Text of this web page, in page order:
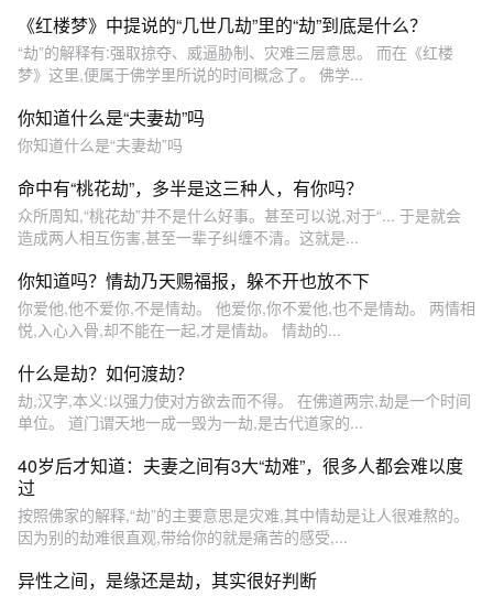
《红楼梦》中提说的“几世几劫”里的“劫”到底是什么？
“劫”的解释有:强取掠夺、威逼胁制、灾难三层意思。 而在《红楼
梦》这里,便属于佛学里所说的时间概念了。 佛学...
你知道什么是“夫妻劫”吗
你知道什么是“夫妻劫”吗
命中有“桃花劫”，多半是这三种人，有你吗？
众所周知,“桃花劫”并不是什么好事。甚至可以说,对于“... 于是就会
造成两人相互伤害,甚至一辈子纠缠不清。这就是...
你知道吗？情劫乃天赐福报，躲不开也放不下
你爱他,他不爱你,不是情劫。 他爱你,你不爱他,也不是情劫。 两情相
悦,入心入骨,却不能在一起,才是情劫。 情劫的...
什么是劫？如何渡劫？
劫,汉字,本义:以强力使对方欲去而不得。 在佛道两宗,劫是一个时间
单位。 道门谓天地一成一毁为一劫,是古代道家的...
40岁后才知道：夫妻之间有3大“劫难”，很多人都会难以度
过
按照佛家的解释,“劫”的主要意思是灾难,其中情劫是让人很难熬的。
因为别的劫难很直观,带给你的就是痛苦的感受,...
异性之间，是缘还是劫，其实很好判断